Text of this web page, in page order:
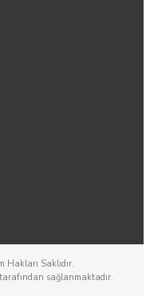
Saklıdır.
tarafından sağlanmaktadır.